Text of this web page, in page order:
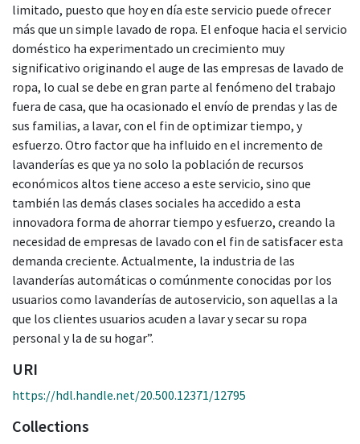
limitado, puesto que hoy en día este servicio puede ofrecer
más que un simple lavado de ropa. El enfoque hacia el servicio
doméstico ha experimentado un crecimiento muy
significativo originando el auge de las empresas de lavado de
ropa, lo cual se debe en gran parte al fenómeno del trabajo
fuera de casa, que ha ocasionado el envío de prendas y las de
sus familias, a lavar, con el fin de optimizar tiempo, y
esfuerzo. Otro factor que ha influido en el incremento de
lavanderías es que ya no solo la población de recursos
económicos altos tiene acceso a este servicio, sino que
también las demás clases sociales ha accedido a esta
innovadora forma de ahorrar tiempo y esfuerzo, creando la
necesidad de empresas de lavado con el fin de satisfacer esta
demanda creciente. Actualmente, la industria de las
lavanderías automáticas o comúnmente conocidas por los
usuarios como lavanderías de autoservicio, son aquellas a la
que los clientes usuarios acuden a lavar y secar su ropa
personal y la de su hogar”.
URI
https://hdl.handle.net/20.500.12371/12795
Collections